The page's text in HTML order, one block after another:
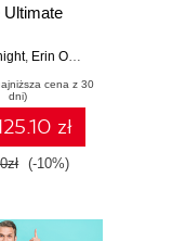
Ultimate
BI, Data
and
Fabric -
Edition
, Erin Ostrowsky
cena z 30
dni)
zł
(-10%)